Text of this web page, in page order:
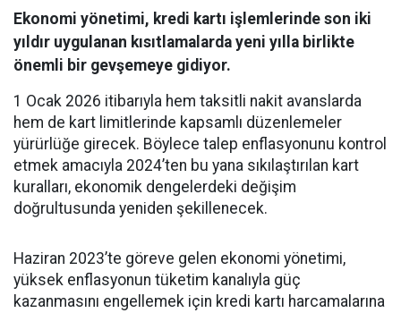
Ekonomi yönetimi, kredi kartı işlemlerinde son iki
yıldır uygulanan kısıtlamalarda yeni yılla birlikte
önemli bir gevşemeye gidiyor.
1 Ocak 2026 itibarıyla hem taksitli nakit avanslarda
hem de kart limitlerinde kapsamlı düzenlemeler
yürürlüğe girecek. Böylece talep enflasyonunu kontrol
etmek amacıyla 2024’ten bu yana sıkılaştırılan kart
kuralları, ekonomik dengelerdeki değişim
doğrultusunda yeniden şekillenecek.
Haziran 2023’te göreve gelen ekonomi yönetimi,
yüksek enflasyonun tüketim kanalıyla güç
kazanmasını engellemek için kredi kartı harcamalarına